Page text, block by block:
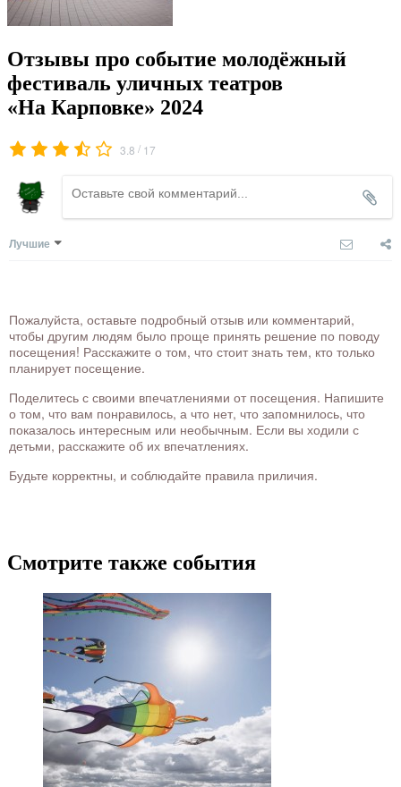
Отзывы про событие молодёжный
фестиваль уличных театров
«На Карповке» 2024
3.8 / 17
Лучшие
Пожалуйста, оставьте подробный отзыв или комментарий,
чтобы другим людям было проще принять решение по поводу
посещения! Расскажите о том, что стоит знать тем, кто только
планирует посещение.
Поделитесь с своими впечатлениями от посещения. Напишите
о том, что вам понравилось, а что нет, что запомнилось, что
показалось интересным или необычным. Если вы ходили с
детьми, расскажите об их впечатлениях.
Будьте корректны, и соблюдайте правила приличия.
Смотрите также события